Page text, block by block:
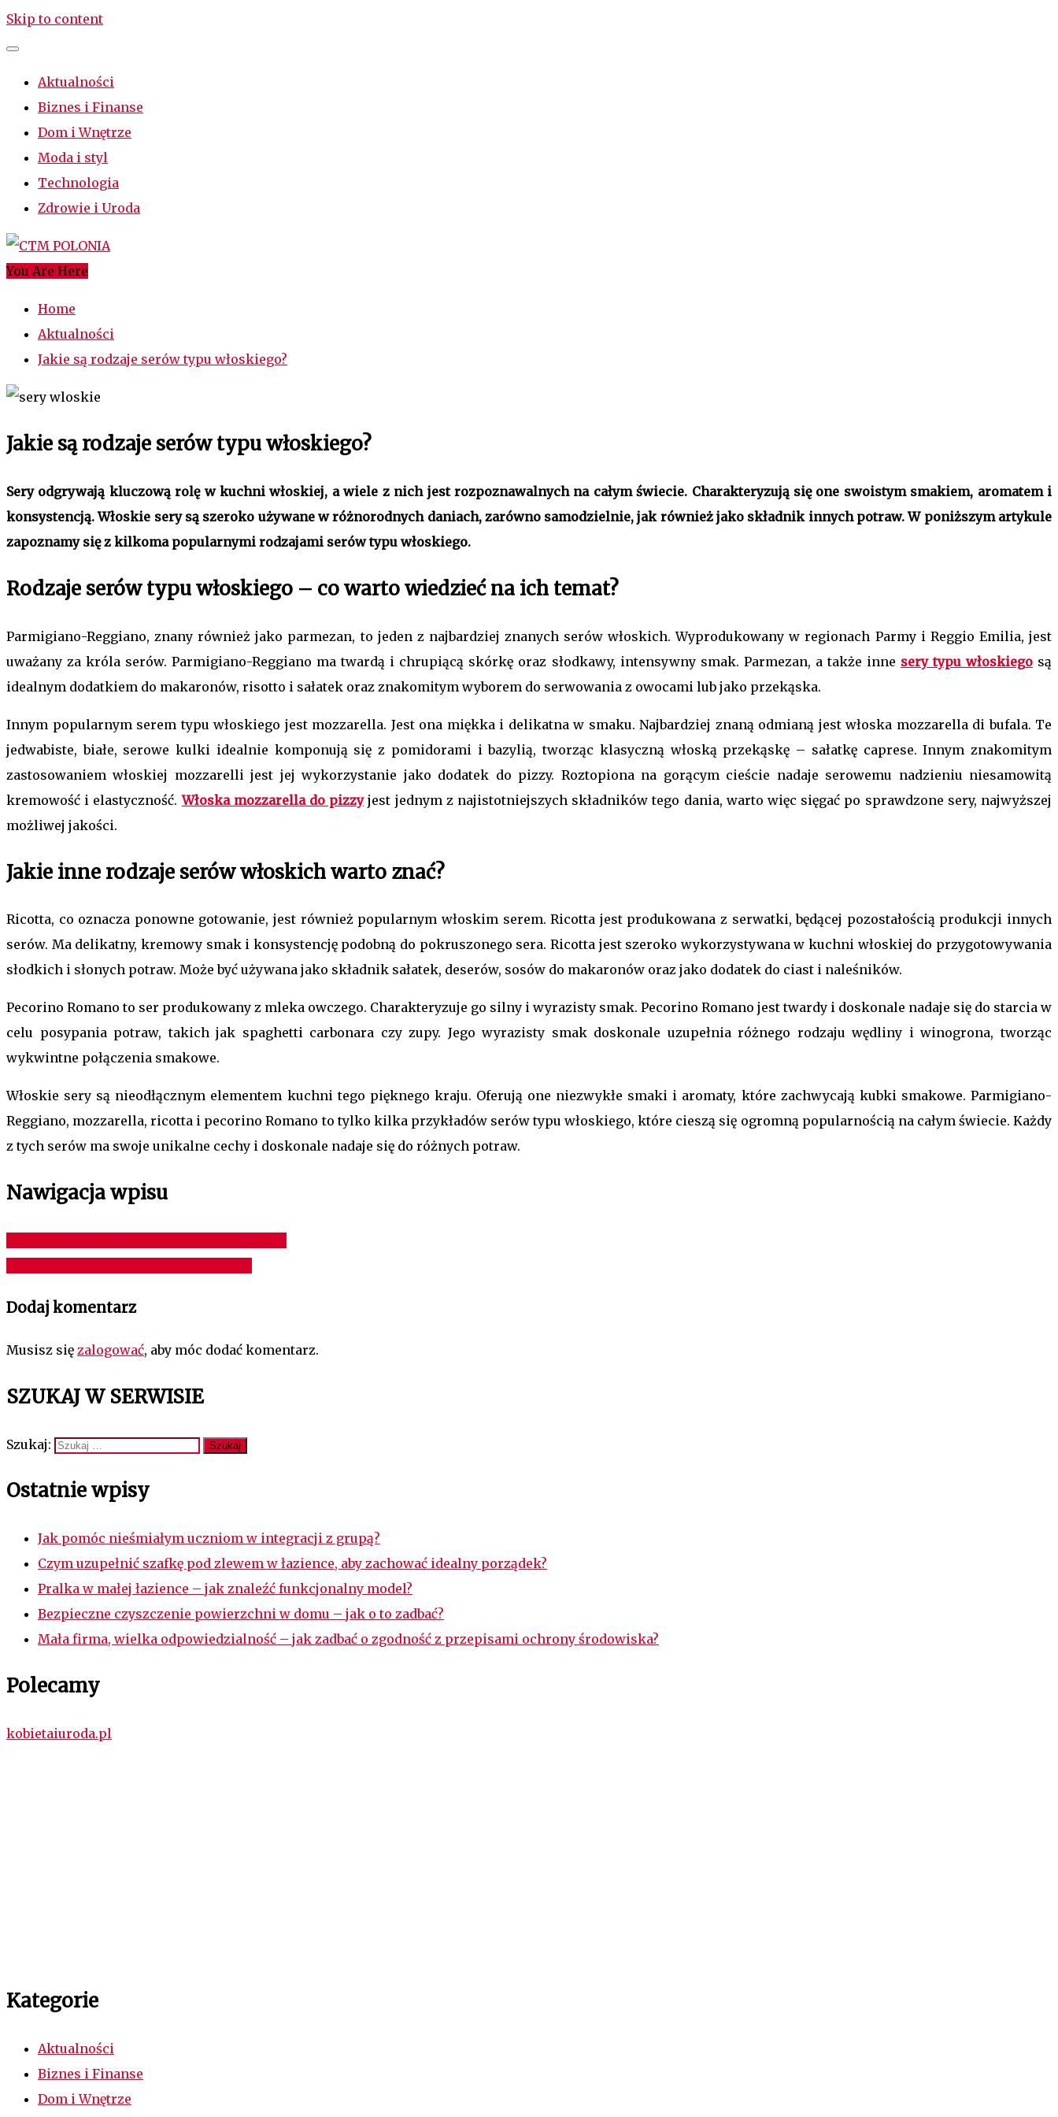
Skip to content
Aktualności
Biznes i Finanse
Dom i Wnętrze
Moda i styl
Technologia
Zdrowie i Uroda
CTM POLONIA
Najciekawsze miejsce w sieci
You Are Here
Home
Aktualności
Jakie są rodzaje serów typu włoskiego?
Jakie są rodzaje serów typu włoskiego?
Sery odgrywają kluczową rolę w kuchni włoskiej, a wiele z nich jest rozpoznawalnych na całym świecie. Charakteryzują się one swoistym smakiem, aromatem i
konsystencją. Włoskie sery są szeroko używane w różnorodnych daniach, zarówno samodzielnie, jak również jako składnik innych potraw. W poniższym artykule
zapoznamy się z kilkoma popularnymi rodzajami serów typu włoskiego.
Rodzaje serów typu włoskiego – co warto wiedzieć na ich temat?
Parmigiano-Reggiano, znany również jako parmezan, to jeden z najbardziej znanych serów włoskich. Wyprodukowany w regionach Parmy i Reggio Emilia, jest
uważany za króla serów. Parmigiano-Reggiano ma twardą i chrupiącą skórkę oraz słodkawy, intensywny smak. Parmezan, a także inne sery typu włoskiegosą
idealnym dodatkiem do makaronów, risotto i sałatek oraz znakomitym wyborem do serwowania z owocami lub jako przekąska.
Innym popularnym serem typu włoskiego jest mozzarella. Jest ona miękka i delikatna w smaku. Najbardziej znaną odmianą jest włoska mozzarella di bufala. Te
jedwabiste, białe, serowe kulki idealnie komponują się z pomidorami i bazylią, tworząc klasyczną włoską przekąskę – sałatkę caprese. Innym znakomitym
zastosowaniem włoskiej mozzarelli jest jej wykorzystanie jako dodatek do pizzy. Roztopiona na gorącym cieście nadaje serowemu nadzieniu niesamowitą
kremowość i elastyczność.Włoska mozzarella do pizzyjest jednym z najistotniejszych składników tego dania, warto więc sięgać po sprawdzone sery, najwyższej
możliwej jakości.
Jakie inne rodzaje serów włoskich warto znać?
Ricotta, co oznacza ponowne gotowanie, jest również popularnym włoskim serem. Ricotta jest produkowana z serwatki, będącej pozostałością produkcji innych
serów. Ma delikatny, kremowy smak i konsystencję podobną do pokruszonego sera. Ricotta jest szeroko wykorzystywana w kuchni włoskiej do przygotowywania
słodkich i słonych potraw. Może być używana jako składnik sałatek, deserów, sosów do makaronów oraz jako dodatek do ciast i naleśników.
Pecorino Romano to ser produkowany z mleka owczego. Charakteryzuje go silny i wyrazisty smak. Pecorino Romano jest twardy i doskonale nadaje się do starcia w
celu posypania potraw, takich jak spaghetti carbonara czy zupy. Jego wyrazisty smak doskonale uzupełnia różnego rodzaju wędliny i winogrona, tworząc
wykwintne połączenia smakowe.
Włoskie sery są nieodłącznym elementem kuchni tego pięknego kraju. Oferują one niezwykłe smaki i aromaty, które zachwycają kubki smakowe. Parmigiano-
Reggiano, mozzarella, ricotta i pecorino Romano to tylko kilka przykładów serów typu włoskiego, które cieszą się ogromną popularnością na całym świecie. Każdy
z tych serów ma swoje unikalne cechy i doskonale nadaje się do różnych potraw.
Nawigacja wpisu
Dodaj komentarz
Musisz się zalogować, aby móc dodać komentarz.
SZUKAJ W SERWISIE
Szukaj:
Ostatnie wpisy
Jak pomóc nieśmiałym uczniom w integracji z grupą?
Czym uzupełnić szafkę pod zlewem w łazience, aby zachować idealny porządek?
Pralka w małej łazience – jak znaleźć funkcjonalny model?
Bezpieczne czyszczenie powierzchni w domu – jak o to zadbać?
Mała firma, wielka odpowiedzialność – jak zadbać o zgodność z przepisami ochrony środowiska?
Polecamy
kobietaiuroda.pl
Kategorie
Aktualności
Biznes i Finanse
Dom i Wnętrze